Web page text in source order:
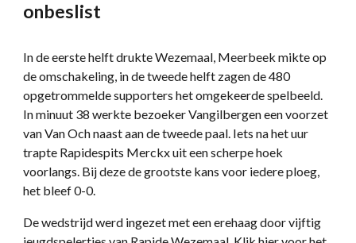
onbeslist
In de eerste helft drukte Wezemaal, Meerbeek mikte op
de omschakeling, in de tweede helft zagen de 480
opgetrommelde supporters het omgekeerde spelbeeld.
In minuut 38 werkte bezoeker Vangilbergen een voorzet
van Van Och naast aan de tweede paal. Iets na het uur
trapte Rapidespits Merckx uit een scherpe hoek
voorlangs. Bij deze de grootste kans voor iedere ploeg,
het bleef 0-0.
De wedstrijd werd ingezet met een erehaag door vijftig